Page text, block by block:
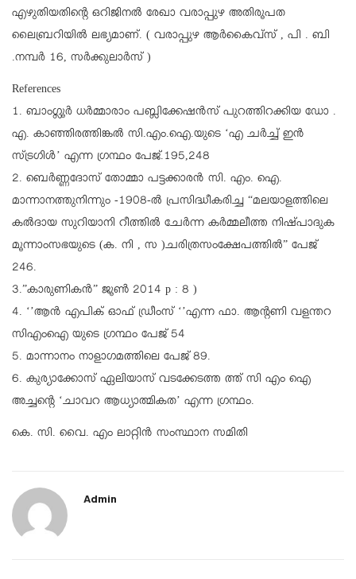
എഴുതിയതിന്റെ ഒറിജിനൽ രേഖാ വരാപ്പുഴ അതിരൂപത
ലൈബ്രറിയിൽ ലഭ്യമാണ്. ( വരാപ്പുഴ ആർകൈവ്സ് , പി . ബി
.നമ്പർ 16, സർക്കുലാർസ് )
References
1. ബാംഗ്ലൂർ ധർമ്മാരാം പബ്ലിക്കേഷൻസ് പുറത്തിറക്കിയ ഡോ .
എ. കാഞ്ഞിരത്തിങ്കൽ സി.എം.ഐ.യുടെ ‘എ ചർച്ച് ഇൻ
സ്ട്രഗിൾ’ എന്ന ഗ്രന്ഥം പേജ്.195,248
2. ബെർണ്ണദോസ് തോമ്മാ പട്ടക്കാരൻ സി. എം. ഐ.
മാന്നാനത്തുനിന്നും -1908-ൽ പ്രസിദ്ധീകരിച്ച “മലയാളത്തിലെ
കൽദായ സുറിയാനി റീത്തിൽ ചേർന്ന കർമ്മലീത്ത നിഷ്പാദുക
മൂന്നാംസഭയുടെ (ക. നി , സ )ചരിത്രസംക്ഷേപത്തിൽ” പേജ്
246.
3.”കാരുണികൻ” ജൂൺ 2014 p : 8 )
4. ‘’ആൻ എപിക് ഓഫ് ഡ്രീംസ് ‘’എന്ന ഫാ. ആന്റണി വളന്തറ
സിഎംഐ യുടെ ഗ്രന്ഥം പേജ് 54
5. മാന്നാനം നാളാഗമത്തിലെ പേജ് 89.
6. കുര്യാക്കോസ് ഏലിയാസ് വടക്കേടത്ത ത്ത് സി എം ഐ
അച്ചൻ്റെ ‘ചാവറ ആധ്യാത്മികത’ എന്ന ഗ്രന്ഥം.
കെ. സി. വൈ. എം ലാറ്റിൻ സംസ്ഥാന സമിതി
Admin